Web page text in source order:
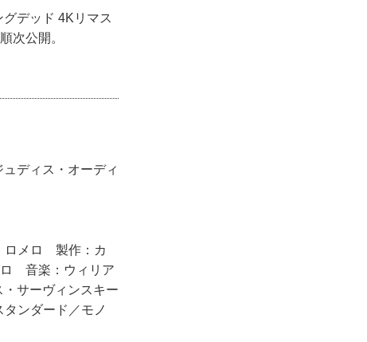
デッド 4Kリマス
次公開。
ディス・オーディ
ロメロ 製作：カ
ロ 音楽：ウィリア
サーヴィンスキー
ンダード／モノ